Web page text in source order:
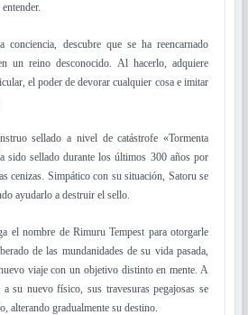
conciencia, descubre que se ha reencarnado
un reino desconocido. Al hacerlo, adquiere
el poder de devorar cualquier cosa e imitar
sellado a nivel de catástrofe «Tormenta
sido sellado durante los últimos 300 años por
cenizas. Simpático con su situación, Satoru se
ayudarlo a destruir el sello.
el nombre de Rimuru Tempest para otorgarle
de las mundanidades de su vida pasada,
viaje con un objetivo distinto en mente. A
a su nuevo físico, sus travesuras pegajosas se
alterando gradualmente su destino.